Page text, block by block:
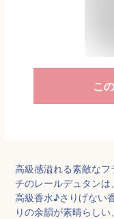
こ
高級感溢れる素敵な
チのレールデュタン
高級香水♪さりげない
りの余韻が素晴らしい